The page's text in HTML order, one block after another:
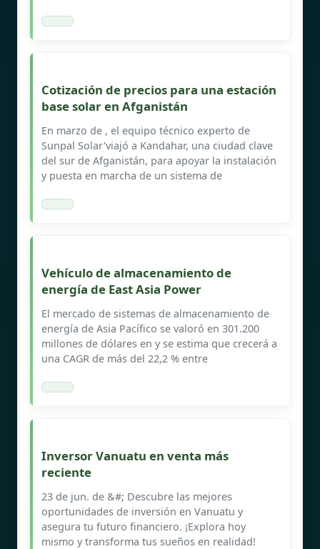
Cotización de precios para una estación
base solar en Afganistán
En marzo de , el equipo técnico experto de
Sunpal Solar'viajó a Kandahar, una ciudad clave
del sur de Afganistán, para apoyar la instalación
y puesta en marcha de un sistema de
Vehículo de almacenamiento de
energía de East Asia Power
El mercado de sistemas de almacenamiento de
energía de Asia Pacífico se valoró en 301.200
millones de dólares en y se estima que crecerá a
una CAGR de más del 22,2 % entre
Inversor Vanuatu en venta más
reciente
23 de jun. de &#; Descubre las mejores
oportunidades de inversión en Vanuatu y
asegura tu futuro financiero. ¡Explora hoy
mismo y transforma tus sueños en realidad!